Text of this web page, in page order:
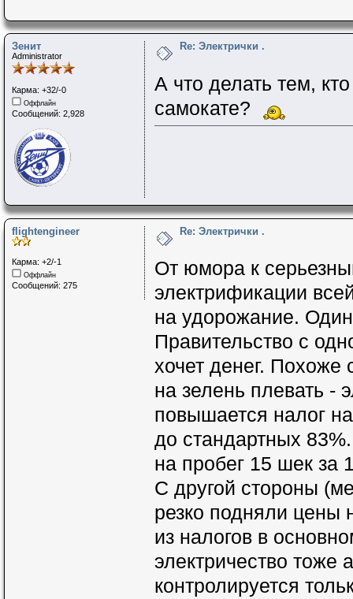
Зенит
Administrator
Карма: +32/-0
Оффлайн
Сообщений: 2,928
Re: Электрички .
А что делать тем,
самокате?
flightengineer
Карма: +2/-1
Оффлайн
Сообщений: 275
Re: Электрички .
От юмора к
электрификации
на удорожание.
Правительство с
хочет денег. Похоже
на зелень плевать -
повышается налог
до стандартных
на пробег 15 шек за
С другой стороны
резко подняли цены
из налогов в
электричество тоже
контролируется